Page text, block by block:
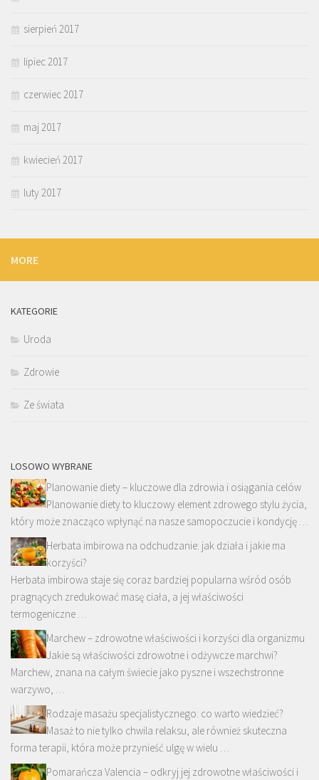
sierpień 2017
lipiec 2017
czerwiec 2017
maj 2017
kwiecień 2017
luty 2017
MORE
KATEGORIE
Uroda
Zdrowie
Ze świata
LOSOWO WYBRANE
Planowanie diety – kluczowe dla zdrowia i osiągania celów
Planowanie diety to kluczowy element zdrowego stylu życia,
który może znacząco wpłynąć na nasze samopoczucie i kondycję …
Herbata imbirowa na odchudzanie: jak działa i jakie ma
korzyści?
Herbata imbirowa staje się coraz bardziej popularna wśród osób
pragnących zredukować masę ciała, a jej właściwości
termogeniczne …
Marchew – zdrowotne właściwości i korzyści dla organizmu
Jakie są właściwości zdrowotne i odżywcze marchwi?
Marchew, znana na całym świecie jako pyszne i wszechstronne
warzywo, …
Rodzaje masażu specjalistycznego: co warto wiedzieć?
Masaż to nie tylko chwila relaksu, ale również skuteczna
forma terapii, która może przynieść ulgę w wielu …
Pomarańcza Valencia – odkryj jej zdrowotne właściwości i